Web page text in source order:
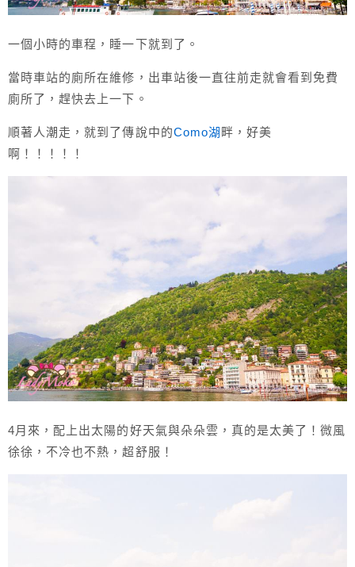
一個小時的車程，睡一下就到了。
當時車站的廁所在維修，出車站後一直往前走就會看到免費
廁所了，趕快去上一下。
順著人潮走，就到了傳說中的Como湖 畔，好美
啊！！！！！
4月來，配上出太陽的好天氣與朵朵雲，真的是太美了！微風
徐徐，不冷也不熱，超舒服！